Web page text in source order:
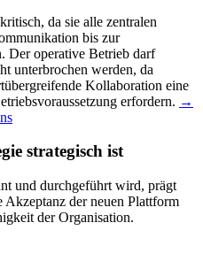
da sie alle zentralen
bis zur
Der operative Betrieb darf
unterbrochen werden, da
Kollaboration eine
erfordern. →
strategisch ist
und durchgeführt wird, prägt
der neuen Plattform
der Organisation.